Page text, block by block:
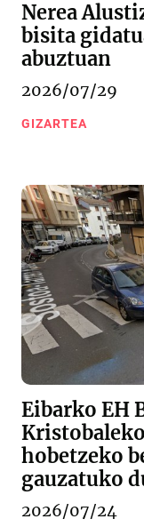
Nerea
bisita
abuztuan
2026/07/29
GIZARTEA
Eibarko EH
hobetzeko
gauzatuko
2026/07/24